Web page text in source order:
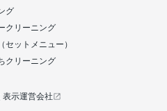
グ
クリーニング
ットメニュー）
クリーニング
表示運営会社